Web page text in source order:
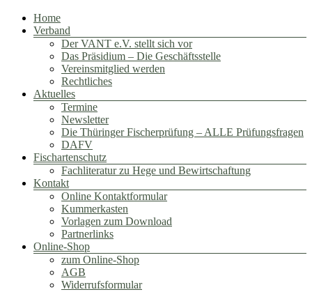
Home
Verband
Der VANT e.V. stellt sich vor
Das Präsidium – Die Geschäftsstelle
Vereinsmitglied werden
Rechtliches
Aktuelles
Termine
Newsletter
Die Thüringer Fischerprüfung – ALLE Prüfungsfragen
DAFV
Fischartenschutz
Fachliteratur zu Hege und Bewirtschaftung
Kontakt
Online Kontaktformular
Kummerkasten
Vorlagen zum Download
Partnerlinks
Online-Shop
zum Online-Shop
AGB
Widerrufsformular